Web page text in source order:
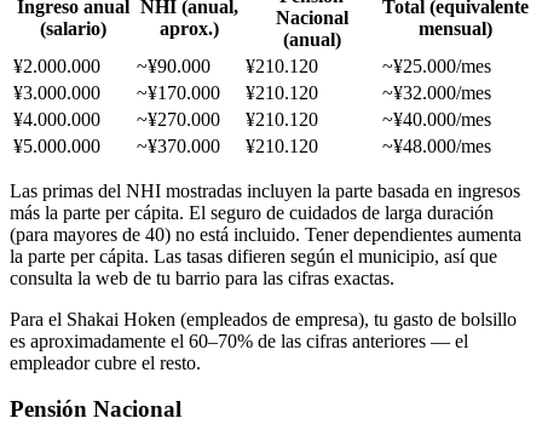
Ingreso anual
(salario)
NHI (anual,
aprox.)
Nacional
(anual)
Total (equivalente
mensual)
¥2.000.000
~¥90.000 ¥210.120
~¥25.000/mes
¥3.000.000
~¥170.000 ¥210.120
~¥32.000/mes
¥4.000.000
~¥270.000 ¥210.120
~¥40.000/mes
¥5.000.000
~¥370.000 ¥210.120 ~¥48.000/mes
Las primas del NHI mostradas incluyen la parte basada en ingresos
más la parte per cápita. El seguro de cuidados de larga duración
(para mayores de 40) no está incluido. Tener dependientes aumenta
la parte per cápita. Las tasas difieren según el municipio, así que
consulta la web de tu barrio para las cifras exactas.
Para el Shakai Hoken (empleados de empresa), tu gasto de bolsillo
es aproximadamente el 60–70% de las cifras anteriores — el
empleador cubre el resto.
Pensión Nacional